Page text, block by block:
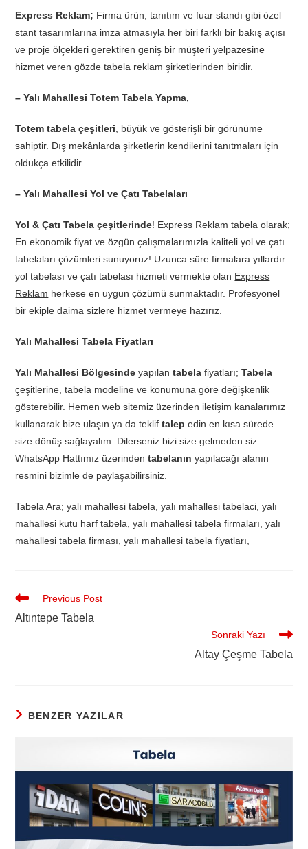
Express Reklam; Firma ürün, tanıtım ve fuar standı gibi özel
stant tasarımlarına imza atmasıyla her biri farklı bir bakış açısı
ve proje ölçekleri gerektiren geniş bir müşteri yelpazesine
hizmet veren gözde tabela reklam şirketlerinden biridir.
– Yalı Mahallesi Totem Tabela Yapma,
Totem tabela çeşitleri , büyük ve gösterişli bir görünüme
sahiptir. Dış mekânlarda şirketlerin kendilerini tanıtmaları için
oldukça etkilidir.
– Yalı Mahallesi Yol ve Çatı Tabelaları
Yol & Çatı Tabela çeşitlerinde! Express Reklam tabela olarak;
En ekonomik fiyat ve özgün çalışmalarımızla kaliteli yol ve çatı
tabelaları çözümleri sunuyoruz! Uzunca süre firmalara yıllardır
yol tabelası ve çatı tabelası hizmeti vermekte olan Express
Reklam herkese en uygun çözümü sunmaktadır. Profesyonel
bir ekiple daima sizlere hizmet vermeye hazırız.
Yalı Mahallesi Tabela Fiyatları
Yalı Mahallesi Bölgesinde yapılantabela fiyatları;Tabela
çeşitlerine, tabela modeline ve konumuna göre değişkenlik
gösterebilir. Hemen web sitemiz üzerinden iletişim kanalarımız
kullanarak bize ulaşın ya da tekliftalep edin en kısa sürede
size dönüş sağlayalım. Dilerseniz bizi size gelmeden siz
WhatsApp Hattımız üzerindentabelanın yapılacağı alanın
resmini bizimle de paylaşabilirsiniz.
Tabela Ara; yalı mahallesi tabela, yalı mahallesi tabelaci, yalı
mahallesi kutu harf tabela, yalı mahallesi tabela firmaları, yalı
mahallesi tabela firması, yalı mahallesi tabela fiyatları,
Previous Post
Altıntepe Tabela
Sonraki Yazı
Altay Çeşme Tabela
BENZER YAZILAR